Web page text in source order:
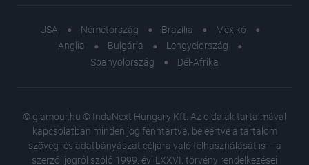
USA Németország Brazília
Mexikó
Anglia
Bulgária
Lengyelország
Spanyolország
Dél-Afrika
© glamour.hu © IndaNext Hungary Kft. Az oldalak tartalmával
kapcsolatban minden jog fenntartva, beleértve a tartalom
szöveg- és adatbányászat céljára való felhasználását is – a
szerzői jogról szóló 1999. évi LXXVI. törvény rendelkezései